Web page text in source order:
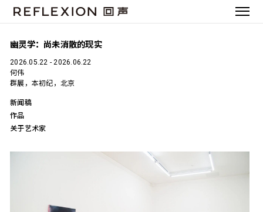
幽灵学：尚未消散的现实
2026.05.22 - 2026.06.22
何伟
群展，本初纪，北京
新闻稿
作品
关于艺术家